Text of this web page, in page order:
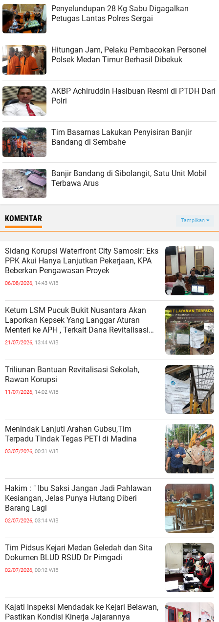
Penyelundupan 28 Kg Sabu Digagalkan
Petugas Lantas Polres Sergai
Hitungan Jam, Pelaku Pembacokan Personel
Polsek Medan Timur Berhasil Dibekuk
AKBP Achiruddin Hasibuan Resmi di PTDH Dari
Polri
Tim Basarnas Lakukan Penyisiran Banjir
Bandang di Sembahe
Banjir Bandang di Sibolangit, Satu Unit Mobil
Terbawa Arus
KOMENTAR Tampilkan
Sidang Korupsi Waterfront City Samosir: Eks
PPK Akui Hanya Lanjutkan Pekerjaan, KPA
Beberkan Pengawasan Proyek
06/08/2026, 14:43 WIB
Ketum LSM Pucuk Bukit Nusantara Akan
Laporkan Kepsek Yang Langgar Aturan
Menteri ke APH , Terkait Dana Revitalisasi
Sekolah
21/07/2026, 13:44 WIB
Triliunan Bantuan Revitalisasi Sekolah,
Rawan Korupsi
11/07/2026, 14:02 WIB
Menindak Lanjuti Arahan Gubsu,Tim
Terpadu Tindak Tegas PETI di Madina
03/07/2026, 00:31 WIB
Hakim : " Ibu Saksi Jangan Jadi Pahlawan
Kesiangan, Jelas Punya Hutang Diberi
Barang Lagi
02/07/2026, 03:14 WIB
Tim Pidsus Kejari Medan Geledah dan Sita
Dokumen BLUD RSUD Dr Pirngadi
02/07/2026, 00:12 WIB
Kajati Inspeksi Mendadak ke Kejari Belawan,
Pastikan Kondisi Kinerja Jajarannya